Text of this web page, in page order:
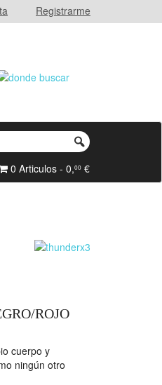
Registrarme
0 Articulos - 0,00 €
ROJO
cuerpo y
ningún otro